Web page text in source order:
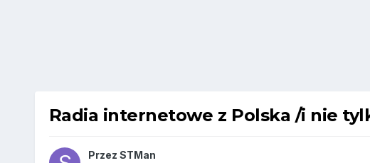
Radia internetowe z Polska /i nie
Przez STMan